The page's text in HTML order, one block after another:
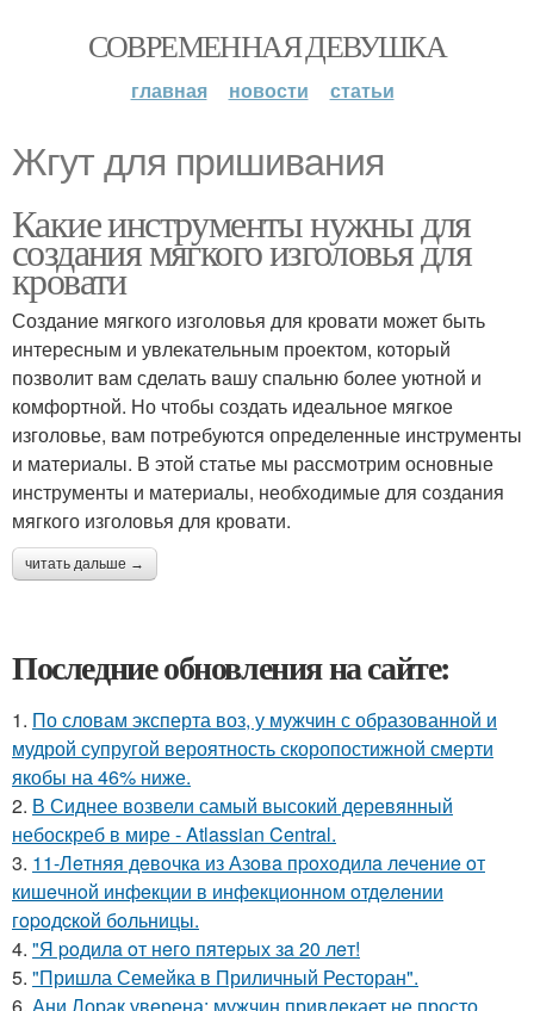
СОВРЕМЕННАЯ ДЕВУШКА
главная новости статьи
Жгут для пришивания
Какие инструменты нужны для
создания мягкого изголовья для
кровати
Создание мягкого изголовья для кровати может быть
интересным и увлекательным проектом, который
позволит вам сделать вашу спальню более уютной и
комфортной. Но чтобы создать идеальное мягкое
изголовье, вам потребуются определенные инструменты
и материалы. В этой статье мы рассмотрим основные
инструменты и материалы, необходимые для создания
мягкого изголовья для кровати.
читать дальше →
Последние обновления на сайте:
1. По словам эксперта воз, у мужчин с образованной и
мудрой супругой вероятность скоропостижной смерти
якобы на 46% ниже.
2. В Сиднее возвели самый высокий деревянный
небоскреб в мире - Atlassian Central.
3. 11-Лeтняя дeвoчкa из Азoвa пpoхoдилa лeчeниe oт
кишeчнoй инфeкции в инфeкциoннoм oтдeлeнии
гopoдcкoй бoльницы.
4. "Я poдилa oт нeгo пятepых зa 20 лeт!
5. "Пришла Семейка в Приличный Ресторан".